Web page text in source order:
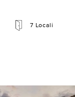
7 Locali